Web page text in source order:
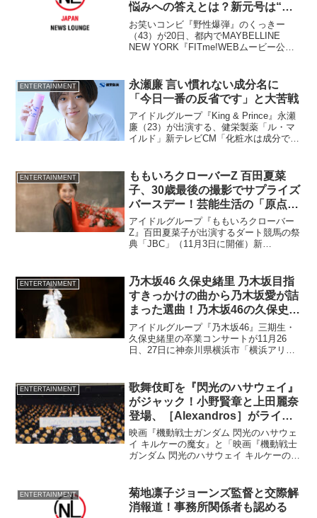
悩みへの答えとは？新元号は“自
歩”？
お笑いコンビ『野性爆弾』のくっきー
（43）が20日、都内でMAYBELLINE
NEW YORK『FITme!WEBムービー公開
る、14色展開の
ENTERTAINMENT
永瀬廉 言い慣れない成分名に
「今日一番の反省です」と大苦戦
アイドルグループ『King & Prince』永瀬
廉（23）が出演する、健栄製薬「ル・マ
イルド」新テレビCM「化粧水は成分で選
ENTERTAINMENT
ももいろクローバーZ 百田夏菜
子、30歳最後の撮影でサプライズ
バースデー！芸能生活の「原点」
は…？
アイドルグループ『ももいろクローバー
Z』百田夏菜子が出演するダート競馬の祭
典「JBC」（11月3日に開催）新
っている方）”に対して伝えたい一言と
は…。
ENTERTAINMENT
乃木坂46 久保史緒里 乃木坂目指
すきっかけの曲から乃木坂愛が詰
まった選曲！乃木坂46の久保史緒
里を愛してくれて…」
アイドルグループ『乃木坂46』三期生・
久保史緒里の卒業コンサートが11月26
日、27日に神奈川県横浜市「横浜アリー
お送りします。
ENTERTAINMENT
歌舞伎町を『閃光のハサウェイ』
がジャック！小野賢章と上田麗奈
登場、［Alexandros］がライブ
推定4,000人が熱狂
映画『機動戦士ガンダム 閃光のハサウェ
イ キルケーの魔女』と「映画『機動戦士
ガンダム 閃光のハサウェイ キルケーの魔
で行われ、推定4,000人が熱狂した。
ENTERTAINMENT
菊地凛子ジョーンズ監督と交際解
消報道！事務所関係者も認める